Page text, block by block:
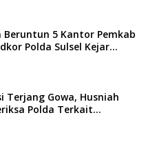
Beruntun 5 Kantor Pemkab
Polda Sulsel Kejar
Terjang Gowa, Husniah
Polda Terkait